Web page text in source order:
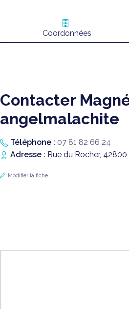
Coordonnées
Contacter
angelmalachite
Téléphone : 07 81 82 66 24
Adresse : Rue du Rocher,
Modifier la fiche